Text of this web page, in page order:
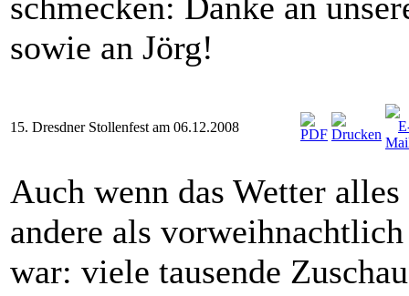
schmecken: Danke an
sowie an Jörg!
15. Dresdner Stollenfest am 06.12.2008
Auch wenn das Wetter alles
andere als vorweihnachtlich
war: viele tausende